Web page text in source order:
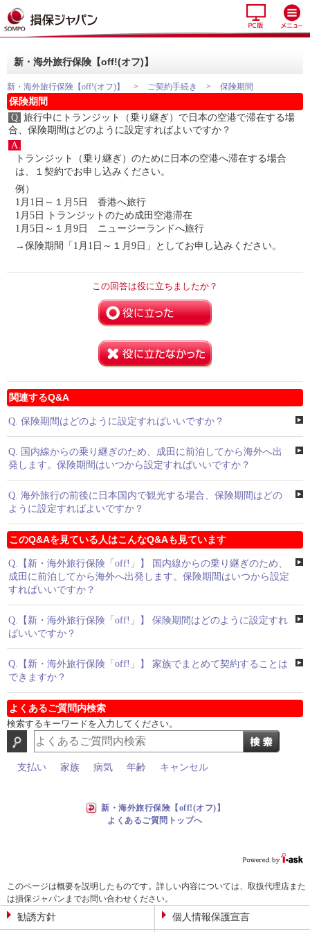
新・海外旅行保険【off!(オフ)】
新・海外旅行保険【off!(オフ)】 > ご契約手続き > 保険期間
保険期間
Q. 旅行中にトランジット（乗り継ぎ）で日本の空港で滞在する場
合、保険期間はどのように設定すればよいですか？
A.
トランジット（乗り継ぎ）のために日本の空港へ滞在する場合
は、１契約でお申し込みください。
例）
1月1日～１月5日 香港へ旅行
1月5日 トランジットのため成田空港滞在
1月5日～１月9日 ニュージーランドへ旅行
→保険期間「1月1日～１月9日」としてお申し込みください。
この回答は役に立ちましたか？
関連するQ&A
Q. 保険期間はどのように設定すればいいですか？
Q. 国内線からの乗り継ぎのため、成田に前泊してから海外へ出
発します。保険期間はいつから設定すればいいですか？
Q. 海外旅行の前後に日本国内で観光する場合、保険期間はどの
ように設定すればよいですか？
このQ&Aを見ている人はこんなQ&Aも見ています
Q. 【新・海外旅行保険「off!」】 国内線からの乗り継ぎのため、
成田に前泊してから海外へ出発します。保険期間はいつから設定
すればいいですか？
Q. 【新・海外旅行保険「off!」】 保険期間はどのように設定すれ
ばいいですか？
Q. 【新・海外旅行保険「off!」】 家族でまとめて契約することは
できますか？
よくあるご質問内検索
検索するキーワードを入力してください。
支払い 家族 病気 年齢 キャンセル
新・海外旅行保険【off!(オフ)】
よくあるご質問トップへ
このページは概要を説明したものです。詳しい内容については、取扱代理店また
は損保ジャパンまでお問い合わせください。
勧誘方針 個人情報保護宣言